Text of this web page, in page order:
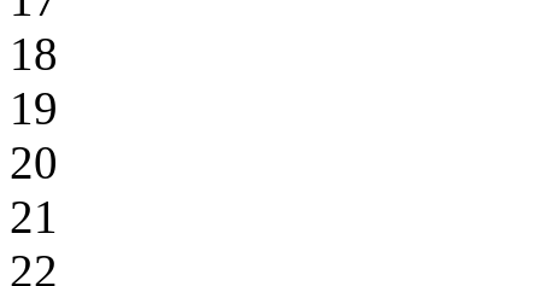
18
19
20
21
22